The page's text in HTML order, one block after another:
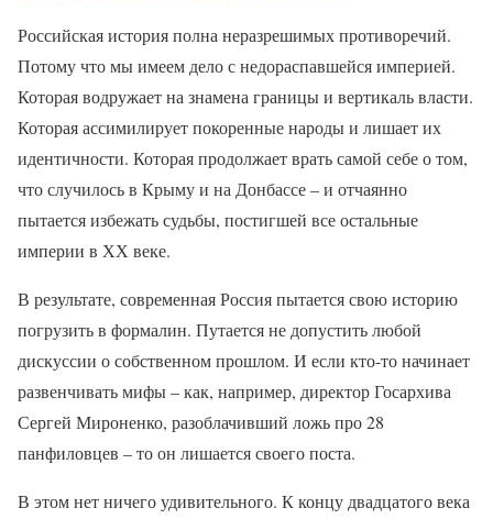
Российская история полна неразрешимых противоречий.
Потому что мы имеем дело с недораспавшейся империей.
Которая водружает на знамена границы и вертикаль власти.
Которая ассимилирует покоренные народы и лишает их
идентичности. Которая продолжает врать самой себе о том,
что случилось в Крыму и на Донбассе – и отчаянно
пытается избежать судьбы, постигшей все остальные
империи в ХХ веке.
В результате, современная Россия пытается свою историю
погрузить в формалин. Путается не допустить любой
дискуссии о собственном прошлом. И если кто-то начинает
развенчивать мифы – как, например, директор Госархива
Сергей Мироненко, разоблачивший ложь про 28
панфиловцев – то он лишается своего поста.
В этом нет ничего удивительного. К концу двадцатого века